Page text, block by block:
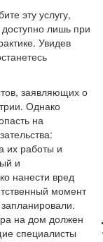
эту услугу,
лишь при
Увидев
заявляющих о
Однако
на
их работы и
и
нанести вред
момент
на дом должен
специалисты